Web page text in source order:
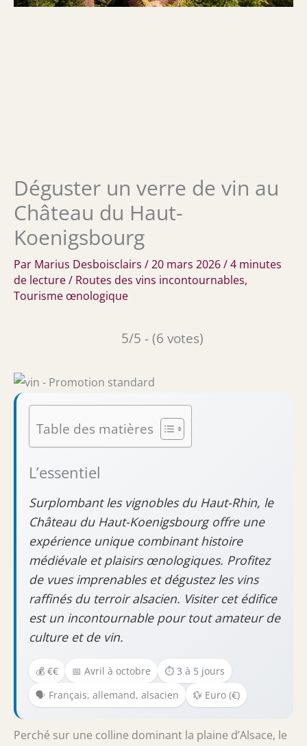
Déguster un verre de vin au
Château du Haut-
Koenigsbourg
Par Marius Desboisclairs /20 mars 2026/4 minutes
de lecture/ Routes des vins incontournables,
Tourisme œnologique
5/5 - (6 votes)
Table des matières
L’essentiel
Surplombant les vignobles du Haut-Rhin, le
Château du Haut-Koenigsbourg offre une
expérience unique combinant histoire
médiévale et plaisirs œnologiques. Profitez
de vues imprenables et dégustez les vins
raffinés du terroir alsacien. Visiter cet édifice
est un incontournable pour tout amateur de
culture et de vin.
💰 €€ 📅 Avril à octobre
⏱️ 3 à 5 jours
🗣️ Français, allemand, alsacien
💱 Euro (€)
Perché sur une colline dominant la plaine d’Alsace, le